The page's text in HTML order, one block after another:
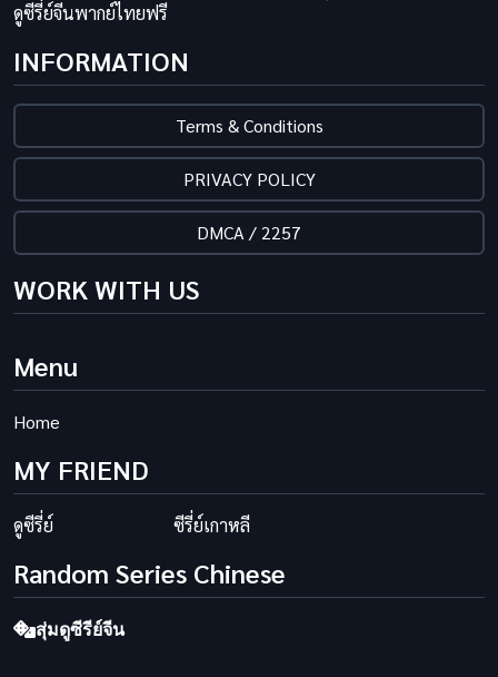
ดูซีรี่ย์จีนพากย์ไทยฟรี
INFORMATION
Terms & Conditions
PRIVACY POLICY
DMCA / 2257
WORK WITH US
Menu
Home
MY FRIEND
ดูซีรี่ย์ ซีรี่ย์เกาหลี
Random Series Chinese
สุ่มดูซีรีย์จีน